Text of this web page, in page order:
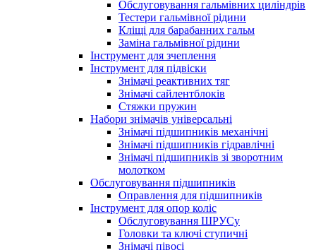
Обслуговування гальмівних циліндрів
Тестери гальмівної рідини
Кліщі для барабанних гальм
Заміна гальмівної рідини
Інструмент для зчеплення
Інструмент для підвіски
Знімачі реактивних тяг
Знімачі сайлентблоків
Стяжки пружин
Набори знімачів універсальні
Знімачі підшипників механічні
Знімачі підшипників гідравлічні
Знімачі підшипників зі зворотним
молотком
Обслуговування підшипників
Оправлення для підшипників
Інструмент для опор коліс
Обслуговування ШРУСу
Головки та ключі ступичні
Знімачі півосі